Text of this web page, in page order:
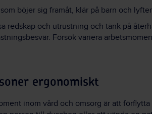
böjer sig framåt, klär på barn och
redskap och utrustning och tänk på
Försök variera
ergonomiskt
inom vård och omsorg är att